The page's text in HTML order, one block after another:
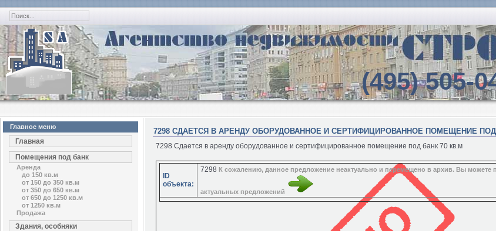
(495) 505-
Главное меню
Главная
Помещения под банк
Аренда
до 150 кв.м
от 150 до 350 кв.м
от 350 до 650 кв.м
от 650 до 1250 кв.м
от 1250 кв.м
Продажа
Здания, особняки
7298 СДАЕТСЯ В АРЕНДУ ОБОРУДОВАННОЕ И СЕРТИФИЦИРОВАННОЕ ПОМЕЩЕНИЕ ПОД
7298 Сдается в аренду оборудованное и сертифицированное помещение под банк 70 кв.м
ID
объекта:
7298 К сожалению, данное предложение неактуально и перемещено в архив. Вы можете
актуальных предложений